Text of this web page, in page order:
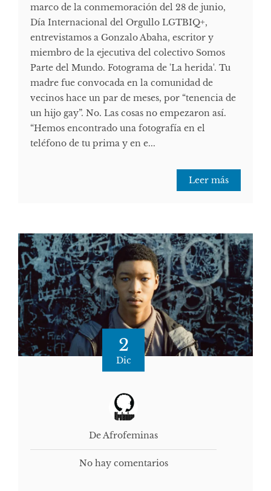
marco de la conmemoración del 28 de junio,
Día Internacional del Orgullo LGTBIQ+,
entrevistamos a Gonzalo Abaha, escritor y
miembro de la ejecutiva del colectivo Somos
Parte del Mundo. Fotograma de 'La herida'. Tu
madre fue convocada en la comunidad de
vecinos hace un par de meses, por “tenencia de
un hijo gay”. No. Las cosas no empezaron así.
“Hemos encontrado una fotografía en el
teléfono de tu prima y en e...
Leer más
2
Dic
De Afrofeminas
No hay comentarios